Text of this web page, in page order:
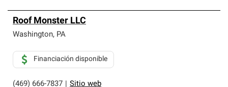
Roof Monster LLC
Washington, PA
(469) 666-7837 Sitio web
Financiación disponible